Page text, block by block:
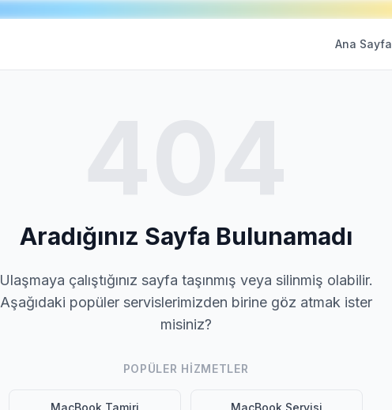
Ana Sayfa
Aradığınız Sayfa Bulunamadı
Ulaşmaya çalıştığınız sayfa taşınmış veya silinmiş olabilir.
Aşağıdaki popüler servislerimizden birine göz atmak ister
misiniz?
POPÜLER HIZMETLER
MacBook Tamiri MacBook Servisi